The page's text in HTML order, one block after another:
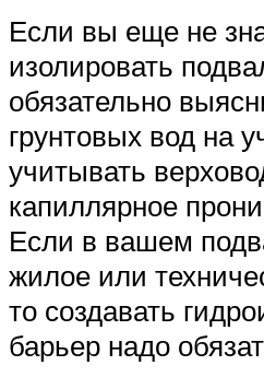
Если вы еще не
изолировать
обязательно
грунтовых вод на
учитывать
капиллярное
Если в вашем
жилое или
то создавать
барьер надо